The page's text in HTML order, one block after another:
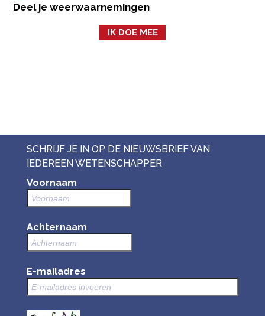
Deel je weerwaarnemingen
IK DOE MEE
SCHRIJF JE IN OP DE NIEUWSBRIEF VAN
IEDEREEN WETENSCHAPPER
Voornaam
Achternaam
E-mailadres